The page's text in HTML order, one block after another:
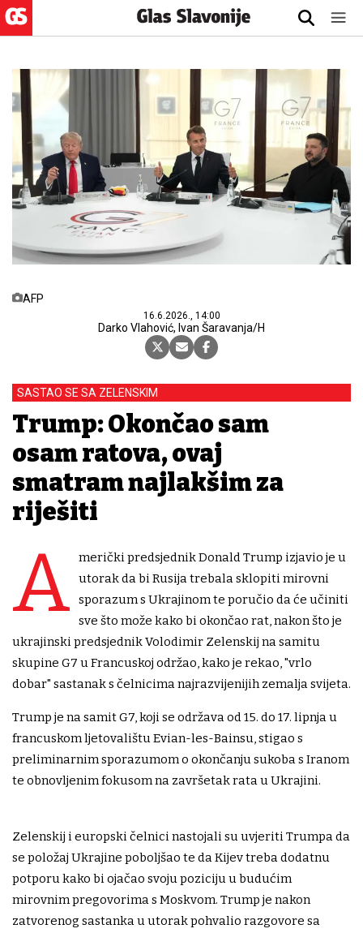
AFP
16.6.2026., 14:00
Darko Vlahović, Ivan Šaravanja/H
SASTAO SE SA ZELENSKIM
Trump: Okončao sam
osam ratova, ovaj
smatram najlakšim za
riješiti
A
merički predsjednik Donald Trump izjavio je u
utorak da bi Rusija trebala sklopiti mirovni
sporazum s Ukrajinom te poručio da će učiniti
sve što može kako bi okončao rat, nakon što je
ukrajinski predsjednik Volodimir Zelenskij na samitu
skupine G7 u Francuskoj održao, kako je rekao, "vrlo
dobar" sastanak s čelnicima najrazvijenijih zemalja svijeta.
Trump je na samit G7, koji se održava od 15. do 17. lipnja u
francuskom ljetovalištu Evian-les-Bainsu, stigao s
preliminarnim sporazumom o okončanju sukoba s Iranom
te obnovljenim fokusom na završetak rata u Ukrajini.
Zelenskij i europski čelnici nastojali su uvjeriti Trumpa da
se položaj Ukrajine poboljšao te da Kijev treba dodatnu
potporu kako bi ojačao svoju poziciju u budućim
mirovnim pregovorima s Moskvom. Trump je nakon
zatvorenog sastanka u utorak pohvalio razgovore sa